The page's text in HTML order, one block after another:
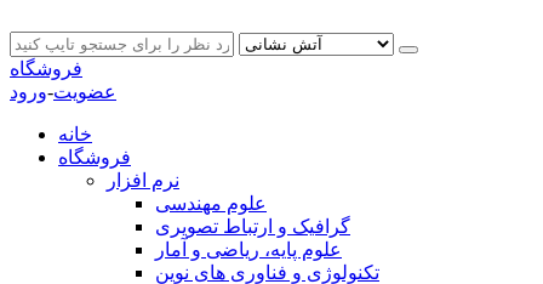
فروشگاه
عضویت-ورود
خانه
فروشگاه
نرم افزار
علوم مهندسی
گرافیک و ارتباط تصویری
علوم پایه، ریاضی و آمار
تکنولوژی و فناوری های نوین